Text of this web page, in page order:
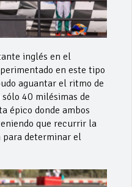
inglés en el
en este tipo
aguantar el ritmo de
40 milésimas de
épico donde ambos
que recurrir la
para determinar el